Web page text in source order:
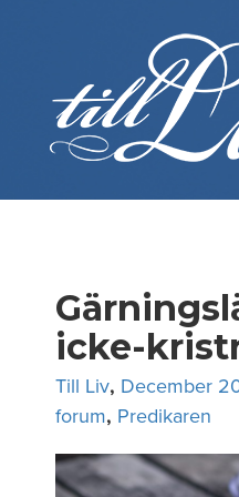
icke-
Till Liv, December
forum, Predikaren